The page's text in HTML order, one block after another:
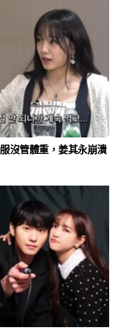
沒管體重，姜其永崩潰